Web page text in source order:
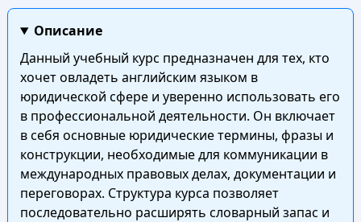
Описание
Данный учебный курс предназначен для тех, кто
хочет овладеть английским языком в
юридической сфере и уверенно использовать его
в профессиональной деятельности. Он включает
в себя основные юридические термины, фразы и
конструкции, необходимые для коммуникации в
международных правовых делах, документации и
переговорах. Структура курса позволяет
последовательно расширять словарный запас и